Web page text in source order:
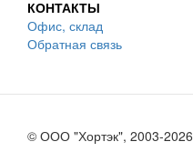
КОНТАКТЫ
Офис, склад
Обратная связь
© ООО "Хортэк", 2003-2026